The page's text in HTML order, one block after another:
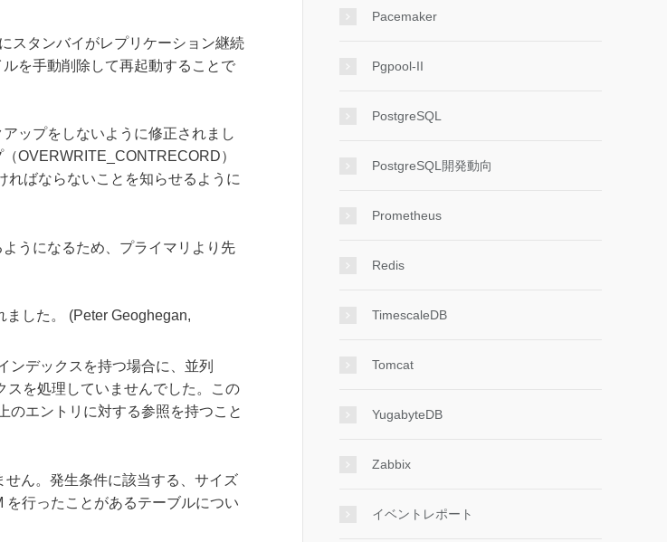
スタンバイがレプリケーション継続
を手動削除して再起動することで
ップをしないように修正されまし
OVERWRITE_CONTRECORD）
ればならないことを知らせるように
うになるため、プライマリより先
した。 (Peter Geoghegan,
ンデックスを持つ場合に、並列
を処理していませんでした。この
のエントリに対する参照を持つこと
ん。発生条件に該当する、サイズ
行ったことがあるテーブルについ
Pacemaker
Pgpool-II
PostgreSQL
PostgreSQL開発動向
Prometheus
Redis
TimescaleDB
Tomcat
YugabyteDB
Zabbix
イベントレポート